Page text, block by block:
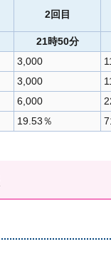
2回目
21時50分
3,000
3,000
6,000
19.53％